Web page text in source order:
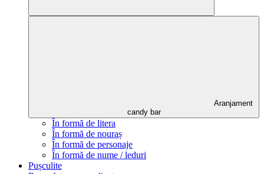
Aranjament
candy bar
În formă de litera
În formă de nouraș
În formă de personaje
În formă de nume / leduri
Pușculite